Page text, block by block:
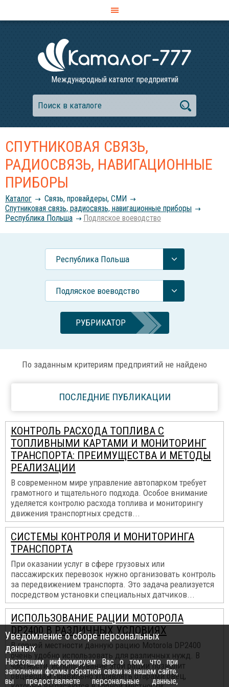
Международный каталог предприятий
СПУТНИКОВАЯ СВЯЗЬ,
РАДИОСВЯЗЬ, НАВИГАЦИОННЫЕ
ПРИБОРЫ
Каталог
Связь, провайдеры, СМИ
Спутниковая связь, радиосвязь, навигационные приборы
Республика Польша
Подляское воеводство
Республика Польша
Подляское воеводство
РУБРИКАТОР
По заданным критериям предприятий не найдено
ПОСЛЕДНИЕ ПУБЛИКАЦИИ
КОНТРОЛЬ РАСХОДА ТОПЛИВА С
ТОПЛИВНЫМИ КАРТАМИ И МОНИТОРИНГ
ТРАНСПОРТА: ПРЕИМУЩЕСТВА И МЕТОДЫ
РЕАЛИЗАЦИИ
В современном мире управление автопарком требует
грамотного и тщательного подхода. Особое внимание
уделяется контролю расхода топлива и мониторингу
движения транспортных средств...
СИСТЕМЫ КОНТРОЛЯ И МОНИТОРИНГА
ТРАНСПОРТА
При оказании услуг в сфере грузовых или
пассажирских перевозок нужно организовать контроль
за передвижением транспорта. Это задача реализуется
посредством установки специальных датчиков...
ИСПОЛЬЗОВАНИЕ РАЦИИ МОТОРОЛА
DP2400 В РАЗЛИЧНЫХ УСЛОВИЯХ
В горной местности данную рацию Motorola DP2400
очень удобно использовать для различных нужд. В
частности, использование этой рации позволит
овцеводам правильно управлять отарами овец,
Уведомление о сборе персональных
данных
Настоящим информируем Вас о том, что при
заполнении формы обратной связи на нашем сайте,
вы предоставляете персональные данные,